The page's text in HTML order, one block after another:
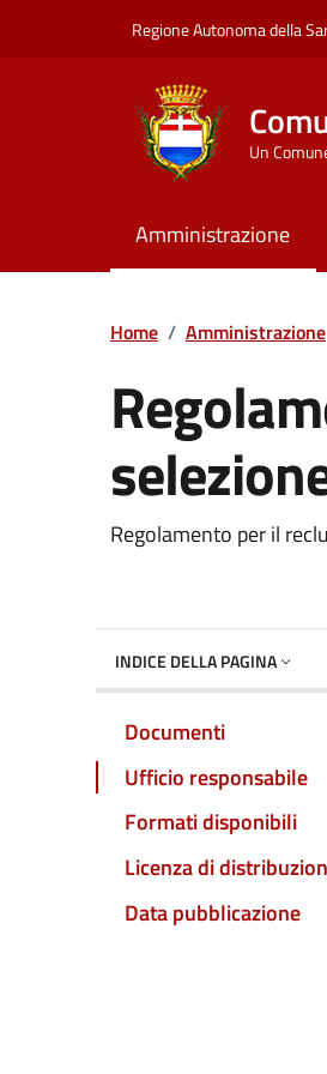
Regione Autonoma della
Un
Amministrazione
Home / Amministrazione
Dettaglio del
Regolamento per il
INDICE DELLA PAGINA
Documenti
Ufficio responsabile
Formati disponibili
Licenza di
Data pubblicazione